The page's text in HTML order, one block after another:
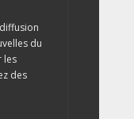
du
les
des